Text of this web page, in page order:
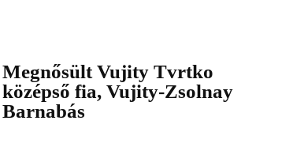
Megnősült Vujity Tvrtko
középső fia, Vujity-Zsolnay
Barnabás